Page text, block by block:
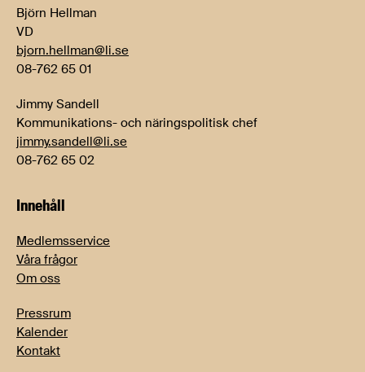
Björn Hellman
VD
bjorn.hellman@li.se
08-762 65 01
Jimmy Sandell
Kommunikations- och näringspolitisk chef
jimmy.sandell@li.se
08-762 65 02
Innehåll
Medlemsservice
Våra frågor
Om oss
Pressrum
Kalender
Kontakt